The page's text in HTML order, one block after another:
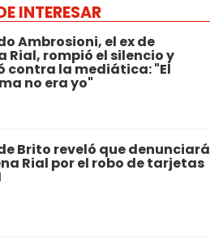
INTERESAR
Ambrosioni, el ex de
Rial, rompió el silencio y
contra la mediática: "El
no era yo"
Brito reveló que denunciará
Rial por el robo de tarjetas